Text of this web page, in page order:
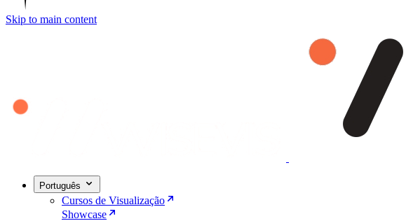
Skip to main content
Português
Cursos de Visualização
Showcase